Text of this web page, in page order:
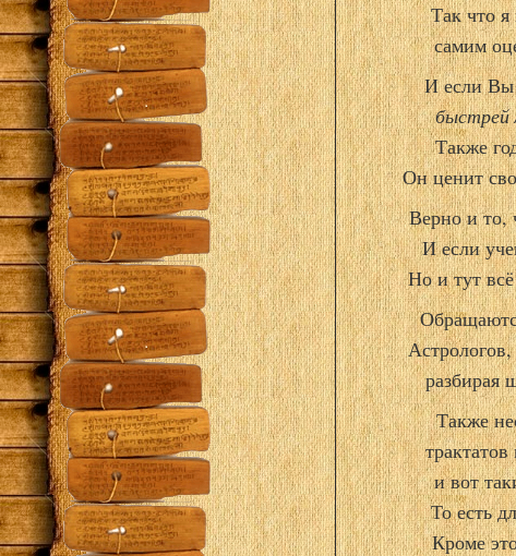
Так что
самим
И если Вы
быстрей
Также
Он ценит
Верно и то,
И если
Но и тут
разбирая
Также
и вот
То есть
Кроме